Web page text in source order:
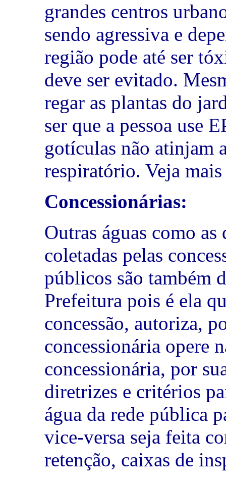
grandes centros
sendo agressiva e
região pode até ser
deve ser evitado.
regar as plantas do
ser que a pessoa use
gotículas não atinjam
respiratório. Veja
Concessionárias:
Outras águas como
coletadas pelas
públicos são também
Prefeitura pois é ela
concessão, autoriza,
concessionária opere
concessionária, por
diretrizes e critérios
água da rede pública
vice-versa seja feita
retenção, caixas de